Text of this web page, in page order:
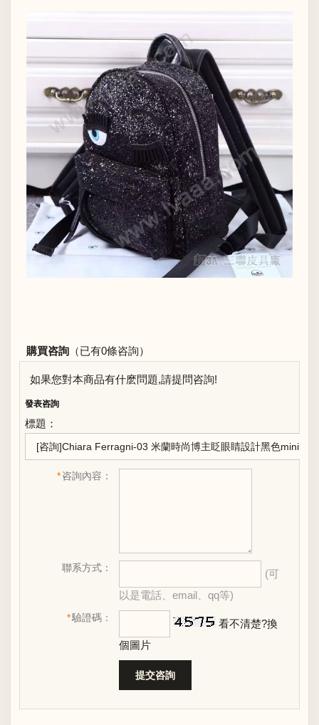
購買咨詢 （已有0條咨詢）
如果您對本商品有什麽問題,請提問咨詢!
發表咨詢
標題：
*咨詢內容：
聯系方式：
(可
以是電話、email、qq等)
*驗證碼：
看不清楚?換
個圖片